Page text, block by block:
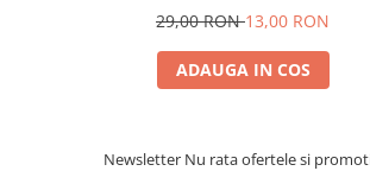
29,00 RON13,00 RON
ADAUGA IN COS
Newsletter Nu rata ofertele si